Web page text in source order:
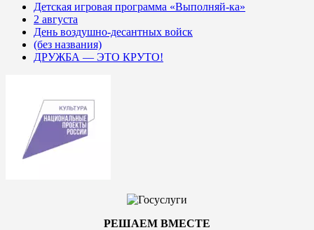
Детская игровая программа «Выполняй-ка»
2 августа
День воздушно-десантных войск
(без названия)
ДРУЖБА — ЭТО КРУТО!
РЕШАЕМ ВМЕСТЕ